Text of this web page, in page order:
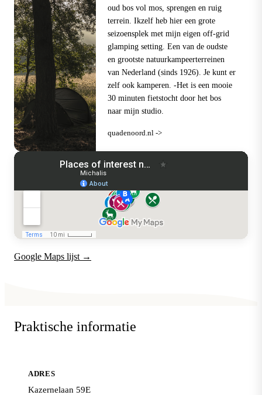
oud bos vol mos, sprengen en ruig
terrein. Ikzelf heb hier een grote
seizoensplek met mijn eigen off-grid
glamping setting. Een van de oudste
en grootste natuurkampeerterreinen
van Nederland (sinds 1926). Je kunt er
zelf ook kamperen. -Het is een mooie
30 minuten fietstocht door het bos
naar mijn studio.
quadenoord.nl ->
Google Maps lijst →
Praktische informatie
ADRES
Kazernelaan 59E